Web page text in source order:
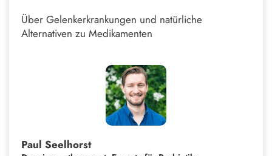
Über Gelenkerkrankungen und natürliche
Alternativen zu Medikamenten
Paul Seelhorst